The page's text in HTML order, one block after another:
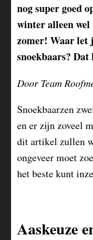
nog super goed
winter alleen
zomer! Waar let
snoekbaars?
Door Team
Snoekbaarzen
en er zijn zoveel
dit artikel zullen
ongeveer moet
het beste kunt
Aaskeuze